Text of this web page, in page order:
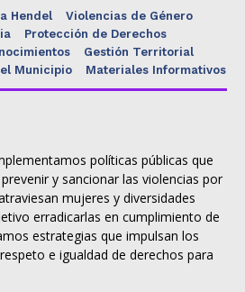
Hendel
Violencias de Género
Protección de Derechos
Gestión Territorial
Municipio Materiales Informativos
políticas públicas que
y sancionar las violencias por
mujeres y diversidades
erradicarlas en cumplimiento de
estrategias que impulsan los
e igualdad de derechos para